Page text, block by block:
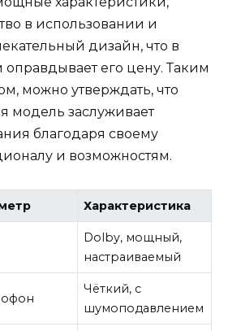
в использовании и
дизайн, что в
оправдывает его цену. Таким
можно утверждать, что
модель заслуживает
благодаря своему
и возможностям.
Характеристика
Dolby, мощный,
настраиваемый
Чёткий, с
шумоподавлением